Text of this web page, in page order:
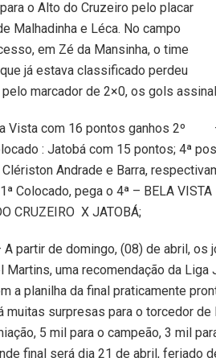
o Alto do Cruzeiro pelo placar
Malhadinha e Léca. No campo
em Zé da Mansinha, o time
já estava classificado perdeu
marcador de 2×0, os gols
Vista com 16 pontos ganhos 2º
: Jatobá com 15 pontos; 4ª
Andrade e Barra,
Colocado, pega o 4ª – BELA
CRUZEIRO X JATOBÁ;
partir de domingo, (08) de abril,
Martins, uma recomendação da
a planilha da final praticamente
muitas surpresas para o torcedor
5 mil para o campeão, 3 mil
final será dia 21 de abril, feriado